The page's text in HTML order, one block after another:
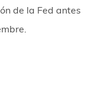
de la Fed antes